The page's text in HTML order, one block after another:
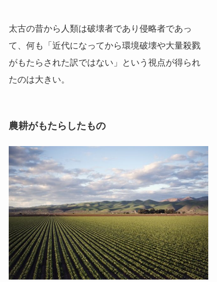
太古の昔から人類は破壊者であり侵略者であっ
て、何も「近代になってから環境破壊や大量殺戮
がもたらされた訳ではない」という視点が得られ
たのは大きい。
農耕がもたらしたもの